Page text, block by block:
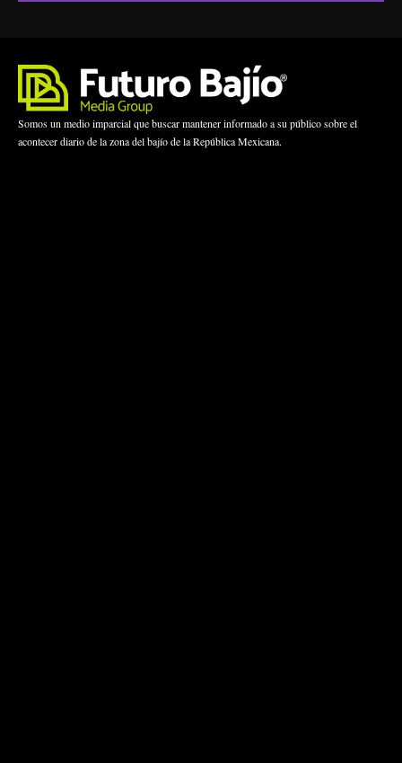
Somos un medio imparcial que buscar mantener informado a su público sobre el
acontecer diario de la zona del bajío de la República Mexicana.